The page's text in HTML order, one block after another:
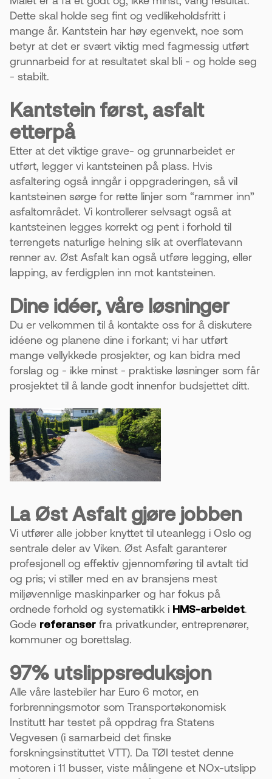
Dette skal holde seg fint og vedlikeholdsfritt i
mange år. Kantstein har høy egenvekt, noe som
betyr at det er svært viktig med fagmessig utført
grunnarbeid for at resultatet skal bli - og holde seg
- stabilt.
Kantstein først, asfalt
etterpå
Etter at det viktige grave- og grunnarbeidet er
utført, legger vi kantsteinen på plass. Hvis
asfaltering også inngår i oppgraderingen, så vil
kantsteinen sørge for rette linjer som “rammer inn”
asfaltområdet. Vi kontrollerer selvsagt også at
kantsteinen legges korrekt og pent i forhold til
terrengets naturlige helning slik at overflatevann
renner av. Øst Asfalt kan også utføre legging, eller
lapping, av ferdigplen inn mot kantsteinen.
Dine idéer, våre løsninger
Du er velkommen til å kontakte oss for å diskutere
idéene og planene dine i forkant; vi har utført
mange vellykkede prosjekter, og kan bidra med
forslag og - ikke minst - praktiske løsninger som får
prosjektet til å lande godt innenfor budsjettet ditt.
La Øst Asfalt gjøre jobben
Vi utfører alle jobber knyttet til uteanlegg i Oslo og
sentrale deler av Viken. Øst Asfalt garanterer
profesjonell og effektiv gjennomføring til avtalt tid
og pris; vi stiller med en av bransjens mest
miljøvennlige maskinparker og har fokus på
ordnede forhold og systematikk i HMS-arbeidet.
Gode referanser fra privatkunder, entreprenører,
kommuner og borettslag.
97% utslippsreduksjon
Alle våre lastebiler har Euro 6 motor, en
forbrenningsmotor som Transportøkonomisk
Institutt har testet på oppdrag fra Statens
Vegvesen (i samarbeid det finske
forskningsinstituttet VTT). Da TØI testet denne
motoren i 11 busser, viste målingene et NOx-utslipp